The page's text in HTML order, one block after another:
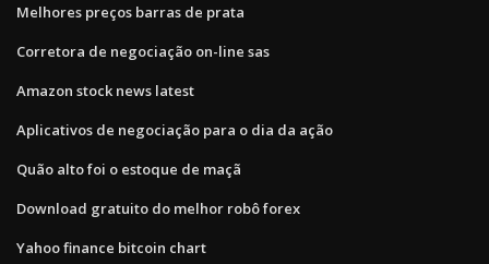
Melhores preços barras de prata
Corretora de negociação on-line sas
Amazon stock news latest
Aplicativos de negociação para o dia da ação
Quão alto foi o estoque de maçã
Download gratuito do melhor robô forex
Yahoo finance bitcoin chart